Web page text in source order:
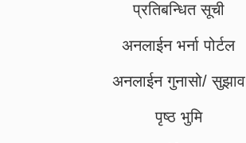
प्रतिबन्धित सूची
अनलाईन भर्ना पोर्टल
अनलाईन गुनासो/ सुझाव
पृष्ठ भुमि